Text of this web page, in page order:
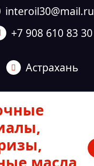
interoil30@mail.ru
+7 908 610 83 30
Астрахань